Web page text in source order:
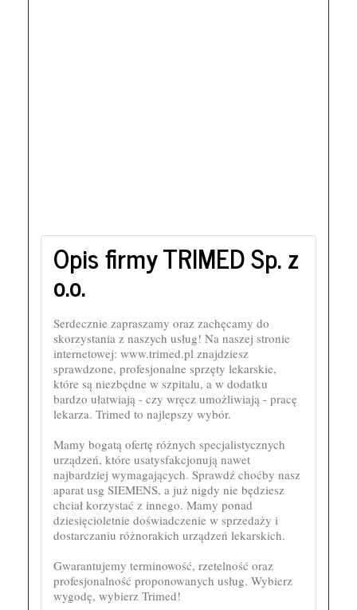
Opis firmy TRIMED Sp. z
o.o.
Serdecznie zapraszamy oraz zachęcamy do
skorzystania z naszych usług! Na naszej stronie
internetowej: www.trimed.pl znajdziesz
sprawdzone, profesjonalne sprzęty lekarskie,
które są niezbędne w szpitalu, a w dodatku
bardzo ułatwiają - czy wręcz umożliwiają - pracę
lekarza. Trimed to najlepszy wybór.
Mamy bogatą ofertę różnych specjalistycznych
urządzeń, które usatysfakcjonują nawet
najbardziej wymagających. Sprawdź choćby nasz
aparat usg SIEMENS, a już nigdy nie będziesz
chciał korzystać z innego. Mamy ponad
dziesięcioletnie doświadczenie w sprzedaży i
dostarczaniu różnorakich urządzeń lekarskich.
Gwarantujemy terminowość, rzetelność oraz
profesjonalność proponowanych usług. Wybierz
wygodę, wybierz Trimed!